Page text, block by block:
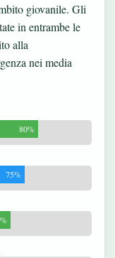
giovanile. Gli
in entrambe le
alla
nei media
80%
75%